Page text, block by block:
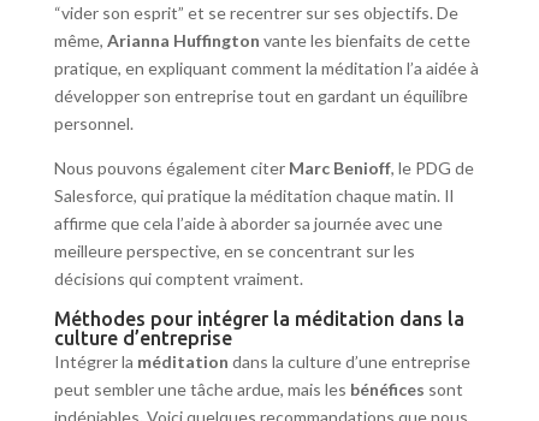
“vider son esprit” et se recentrer sur ses objectifs. De
même, Arianna Huffington vante les bienfaits de cette
pratique, en expliquant comment la méditation l’a aidée à
développer son entreprise tout en gardant un équilibre
personnel.
Nous pouvons également citer Marc Benioff, le PDG de
Salesforce, qui pratique la méditation chaque matin. Il
affirme que cela l’aide à aborder sa journée avec une
meilleure perspective, en se concentrant sur les
décisions qui comptent vraiment.
Méthodes pour intégrer la méditation dans la
culture d’entreprise
Intégrer la méditation dans la culture d’une entreprise
peut sembler une tâche ardue, mais les bénéfices sont
indéniables. Voici quelques recommandations que nous